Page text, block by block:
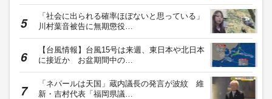
「社会に出られる確率ほぼないと思っている」
川村葉音被告に無期懲役…
【台風情報】台風15号は来週、東日本や北日本
に接近か お盆期間中の…
「ネパールは天国」蔵内議長の発言が波紋 維
新・吉村代表「福岡県議…